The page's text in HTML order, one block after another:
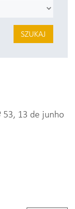
SZUKAJ
53, 13 de junho